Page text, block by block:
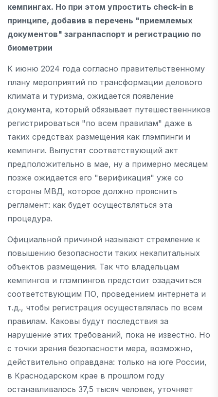
кемпингах. Но при этом упростить check-in в
принципе, добавив в перечень "приемлемых
документов" загранпаспорт и регистрацию по
биометрии
К июню 2024 года согласно правительственному
плану мероприятий по трансформации делового
климата и туризма, ожидается появление
документа, который обязывает путешественников
регистрироваться "по всем правилам" даже в
таких средствах размещения как глэмпинги и
кемпинги. Выпустят соответствующий акт
предположительно в мае, ну а примерно месяцем
позже ожидается его "верификация" уже со
стороны МВД, которое должно прояснить
регламент: как будет осуществляться эта
процедура.
Официальной причиной называют стремление к
повышению безопасности таких некапитальных
объектов размещения. Так что владельцам
кемпингов и глэмпингов предстоит озадачиться
соответствующим ПО, проведением интернета и
т.д., чтобы регистрация осуществлялась по всем
правилам. Каковы будут последствия за
нарушение этих требований, пока не известно. Но
с точки зрения безопасности мера, возможно,
действительно оправдана: только на юге России,
в Краснодарском крае в прошлом году
останавливалось 37,5 тысяч человек, уточняет